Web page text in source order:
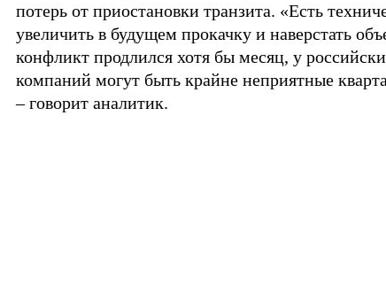
потерь от приостановки транзита. «Есть
увеличить в будущем прокачку и наверстать
конфликт продлился хотя бы месяц, у
компаний могут быть крайне неприятные
– говорит аналитик.